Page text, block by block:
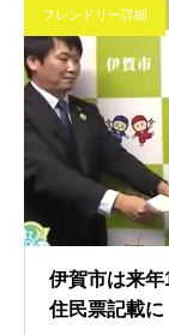
フレンドリー詳細
伊賀市は来
住民票記載に